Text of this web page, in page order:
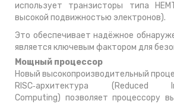
использует транзисторы типа
высокой подвижностью электронов).
Это обеспечивает надёжное
является ключевым фактором для
Мощный процессор
Новый высокопроизводительный
RISC‑архитектура
Computing) позволяет процессору